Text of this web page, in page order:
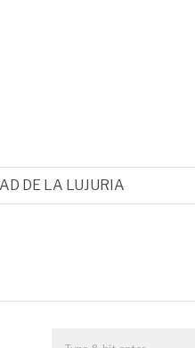
DE LA LUJURIA